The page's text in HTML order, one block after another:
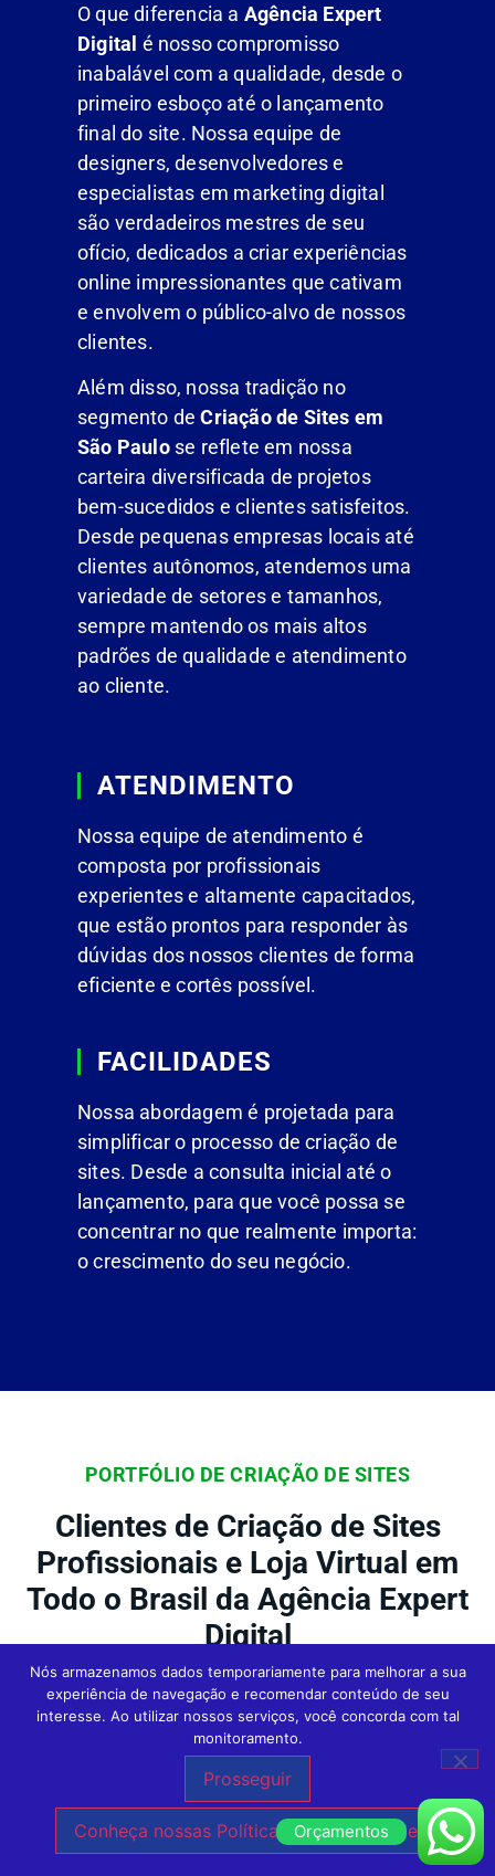
O que diferencia a Agência Expert
Digital é nosso compromisso
inabalável com a qualidade, desde o
primeiro esboço até o lançamento
final do site. Nossa equipe de
designers, desenvolvedores e
especialistas em marketing digital
são verdadeiros mestres de seu
ofício, dedicados a criar experiências
online impressionantes que cativam
e envolvem o público-alvo de nossos
clientes.
Além disso, nossa tradição no
segmento de Criação de Sites em
São Paulose reflete em nossa
carteira diversificada de projetos
bem-sucedidos e clientes satisfeitos.
Desde pequenas empresas locais até
clientes autônomos, atendemos uma
variedade de setores e tamanhos,
sempre mantendo os mais altos
padrões de qualidade e atendimento
ao cliente.
ATENDIMENTO
Nossa equipe de atendimento é
composta por profissionais
experientes e altamente capacitados,
que estão prontos para responder às
dúvidas dos nossos clientes de forma
eficiente e cortês possível.
FACILIDADES
Nossa abordagem é projetada para
simplificar o processo de criação de
sites. Desde a consulta inicial até o
lançamento, para que você possa se
concentrar no que realmente importa:
o crescimento do seu negócio.
PORTFÓLIO DE CRIAÇÃO DE SITES
Clientes de Criação de Sites
Profissionais e Loja Virtual em
Todo o Brasil da Agência Expert
Digital
Na Agência ExpertCriação de Sites em São
, nossos clientes são o foco central
de tudo o que fazemos. Conheça outras
empresas incríveis que confiaram no nosso
Orçamentos
Nós armazenamos dados temporariamente para melhorar a sua
experiência de navegação e recomendar conteúdo de seu
interesse. Ao utilizar nossos serviços, você concorda com tal
monitoramento.
Prosseguir
Conheça nossas Políticas de Privacidade.